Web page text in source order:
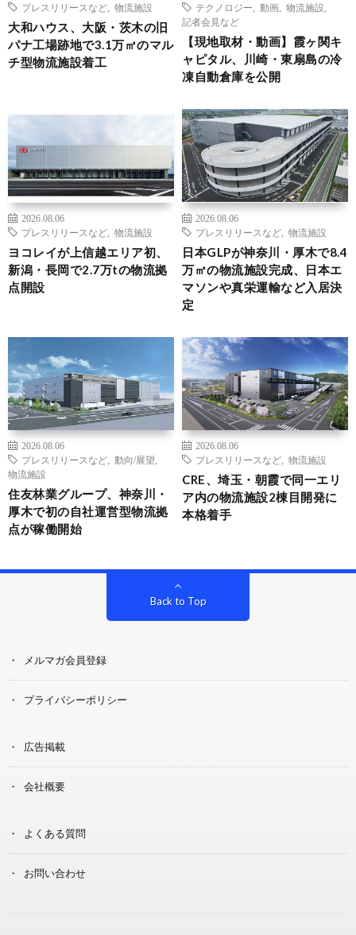
プレスリリースなど
物流施設
大和ハウス、大阪・茨木の旧
パナ工場跡地で3.1万㎡のマル
チ型物流施設着工
テクノロジー
動画 物流施設
記者会見など
【現地取材・動画】霞ヶ関キ
ャピタル、川崎・東扇島の冷
凍自動倉庫を公開
2026.08.06
プレスリリースなど
物流施設
ヨコレイが上信越エリア初、
新潟・長岡で2.7万tの物流拠
点開設
2026.08.06
プレスリリースなど
物流施設
日本GLPが神奈川・厚木で8.4
万㎡の物流施設完成、日本エ
マソンや真栄運輸など入居決
定
2026.08.06
プレスリリースなど
動向/展望
物流施設
住友林業グループ、神奈川・
厚木で初の自社運営型物流拠
点が稼働開始
2026.08.06
プレスリリースなど
物流施設
CRE、埼玉・朝霞で同一エリ
ア内の物流施設2棟目開発に
本格着手
Back to Top
メルマガ会員登録
プライバシーポリシー
広告掲載
会社概要
よくある質問
お問い合わせ